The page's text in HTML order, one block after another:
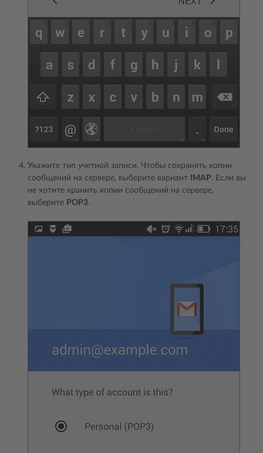
Укажите тип учетной записи. Чтобы сохранять копии
сообщений на сервере, выберите вариант
IMAP. Если вы
не хотите хранить копии сообщений на сервере,
выберите POP3.